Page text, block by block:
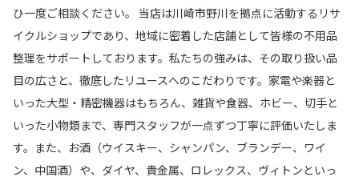
ひ一度ご相談ください。 当店は川崎市野川を拠点に活動するリサ
イクルショップであり、地域に密着した店舗として皆様の不用品
整理をサポートしております。私たちの強みは、その取り扱い品
目の広さと、徹底したリユースへのこだわりです。家電や楽器と
いった大型・精密機器はもちろん、雑貨や食器、ホビー、切手と
いった小物類まで、専門スタッフが一点ずつ丁寧に評価いたしま
す。また、お酒（ウイスキー、シャンパン、ブランデー、ワイ
ン、中国酒）や、ダイヤ、貴金属、ロレックス、ヴィトンといっ